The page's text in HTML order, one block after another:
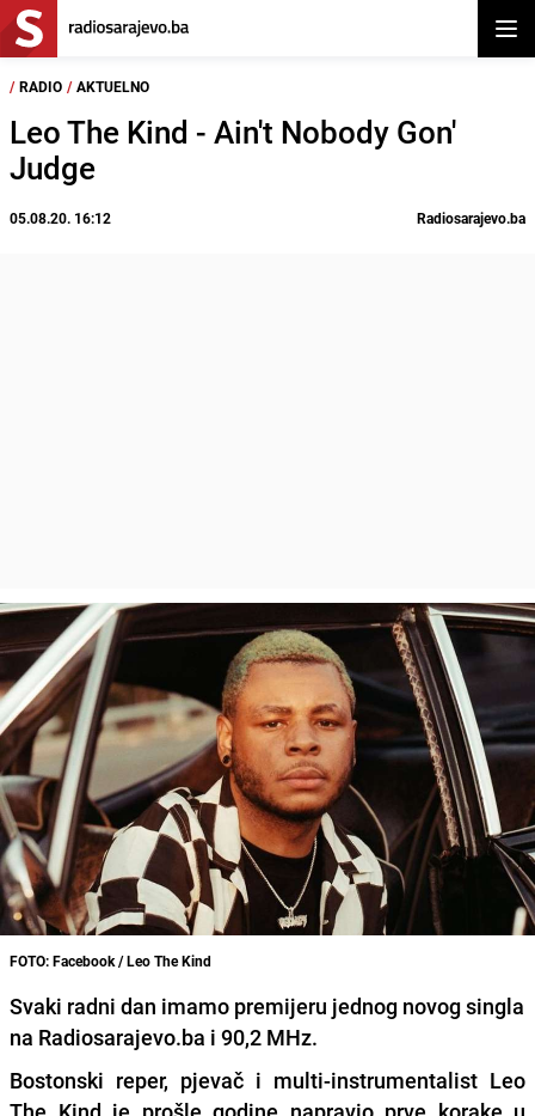
/ RADIO / AKTUELNO
Leo The Kind - Ain't Nobody Gon'
Judge
05.08.20. 16:12 Radiosarajevo.ba
FOTO: Facebook / Leo The Kind
Svaki radni dan imamo premijeru jednog novog singla
na Radiosarajevo.ba i 90,2 MHz.
Bostonski reper, pjevač i multi-instrumentalist Leo